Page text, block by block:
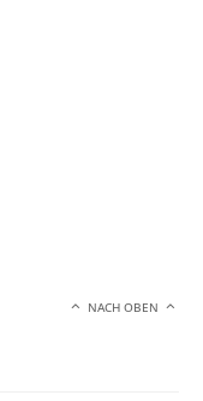
NACH OBEN